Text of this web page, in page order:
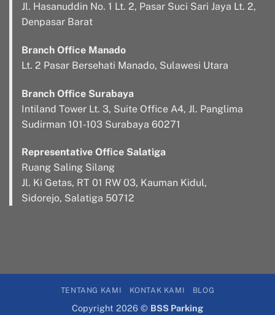
Jl. Hasanuddin No. 1 Lt. 2, Pasar Suci Sari Jaya Lt. 2,
Denpasar Barat
Branch Office Manado
Lt. 2 Pasar Bersehati Manado, Sulawesi Utara
Branch Office Surabaya
Intiland Tower Lt. 3, Suite Office A4, Jl. Panglima
Sudirman 101-103 Surabaya 60271
Representative Office Salatiga
Ruang Saling Silang
Jl. Ki Getas, RT 01 RW 03, Kauman Kidul,
Sidorejo, Salatiga 50712
TENTANG KAMI KONTAK KAMI BLOG
Copyright 2026 © BSS Parking